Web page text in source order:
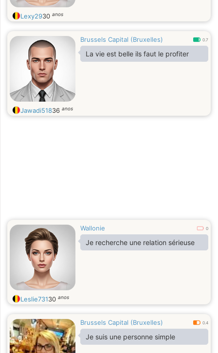
Lexy2930 anos
Brussels Capital (Bruxelles) 0.7
La vie est belle ils faut le profiter
Jawadi51836 anos
Wallonie 0
Je recherche une relation sérieuse
Leslie73130 anos
Brussels Capital (Bruxelles) 0.4
Je suis une personne simple